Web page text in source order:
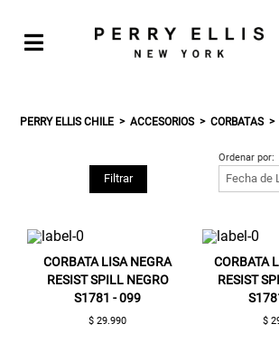
PERRY ELLIS CHILE ACCESORIOS CORBATAS
Filtrar
Ordenar por:
CORBATA LISA NEGRA
RESIST SPILL NEGRO
S1781 - 099
$ 29.990
CORBATA
RESIST
$